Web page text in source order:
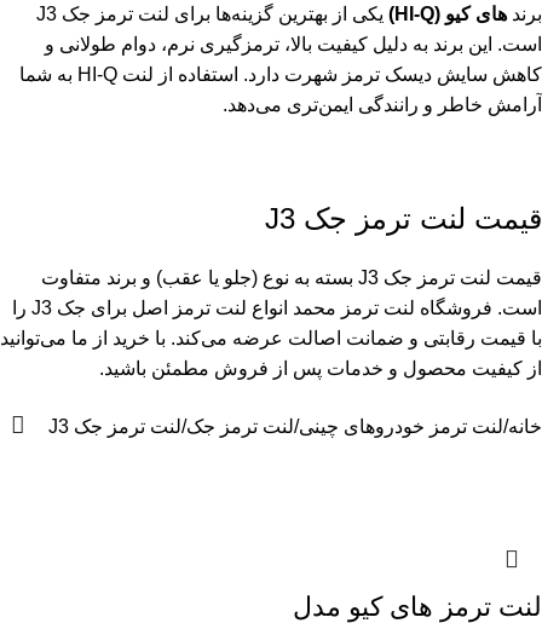
برند های کیو (HI-Q)
یکی از بهترین گزینه‌ها برای لنت ترمز جک J3
است. این برند به دلیل کیفیت بالا، ترمزگیری نرم، دوام طولانی و
کاهش سایش دیسک ترمز شهرت دارد. استفاده از لنت HI-Q به شما
آرامش خاطر و رانندگی ایمن‌تری می‌دهد.
قیمت لنت ترمز جک J3
قیمت لنت ترمز جک J3 بسته به نوع (جلو یا عقب) و برند متفاوت
است. فروشگاه لنت ترمز محمد انواع لنت ترمز اصل برای جک J3 را
با قیمت رقابتی و ضمانت اصالت عرضه می‌کند. با خرید از ما می‌توانید
از کیفیت محصول و خدمات پس از فروش مطمئن باشید.
خانه لنت ترمز خودروهای چینی لنت ترمز جک لنت ترمز جک J3
لنت ترمز های کیو مدل